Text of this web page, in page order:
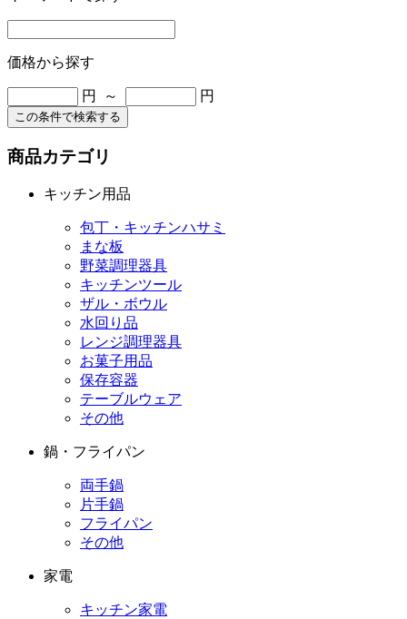
価格から探す
円 ～ 円
この条件で検索する
商品カテゴリ
キッチン用品
包丁・キッチンハサミ
まな板
野菜調理器具
キッチンツール
ザル・ボウル
水回り品
レンジ調理器具
お菓子用品
保存容器
テーブルウェア
その他
鍋・フライパン
両手鍋
片手鍋
フライパン
その他
家電
キッチン家電